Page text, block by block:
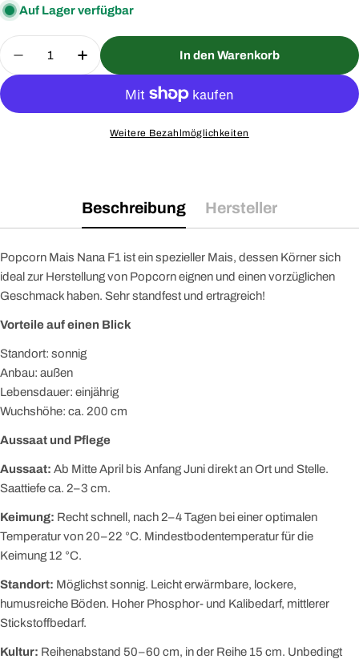
Auf Lager verfügbar
Menge
Menge für Popcorn Mais Nana F1 Saatgut
Menge für Popcorn Mais Nana F1
In den Warenkorb
Weitere Bezahlmöglichkeiten
Beschreibung Hersteller
Popcorn Mais Nana F1 ist ein spezieller Mais, dessen Körner sich
ideal zur Herstellung von Popcorn eignen und einen vorzüglichen
Geschmack haben. Sehr standfest und ertragreich!
Vorteile auf einen Blick
Standort: sonnig
Anbau: außen
Lebensdauer: einjährig
Wuchshöhe: ca. 200 cm
Aussaat und Pflege
Aussaat: Ab Mitte April bis Anfang Juni direkt an Ort und Stelle.
Saattiefe ca. 2–3 cm.
Keimung: Recht schnell, nach 2–4 Tagen bei einer optimalen
Temperatur von 20–22 °C. Mindestbodentemperatur für die
Keimung 12 °C.
Standort: Möglichst sonnig. Leicht erwärmbare, lockere,
humusreiche Böden. Hoher Phosphor- und Kalibedarf, mittlerer
Stickstoffbedarf.
Kultur: Reihenabstand 50–60 cm, in der Reihe 15 cm. Unbedingt